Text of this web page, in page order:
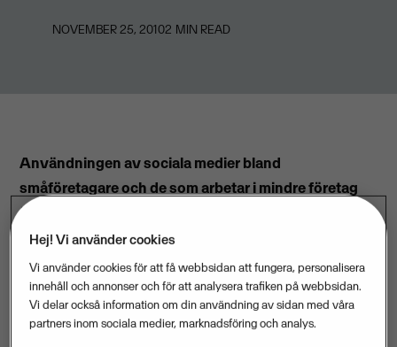
NOVEMBER 25, 20102 MIN READ
Användningen av sociala medier bland
småföretagare och de som arbetar i mindre företag
ökar mycket långsamt. En färsk undersökning från
Visma visar att fyra av tio använder sociala medier,
vilket bara är ett par procent fler än för ett år sedan.
Via nyhetstjänstenVisma Infolineställdes på
onsdagen frågan ”Använder du sociala medier som
Hej! Vi använder cookies
Vi använder cookies för att få webbsidan att fungera, personalisera
innehåll och annonser och för att analysera trafiken på webbsidan.
Vi delar också information om din användning av sidan med våra
partners inom sociala medier, marknadsföring och analys.